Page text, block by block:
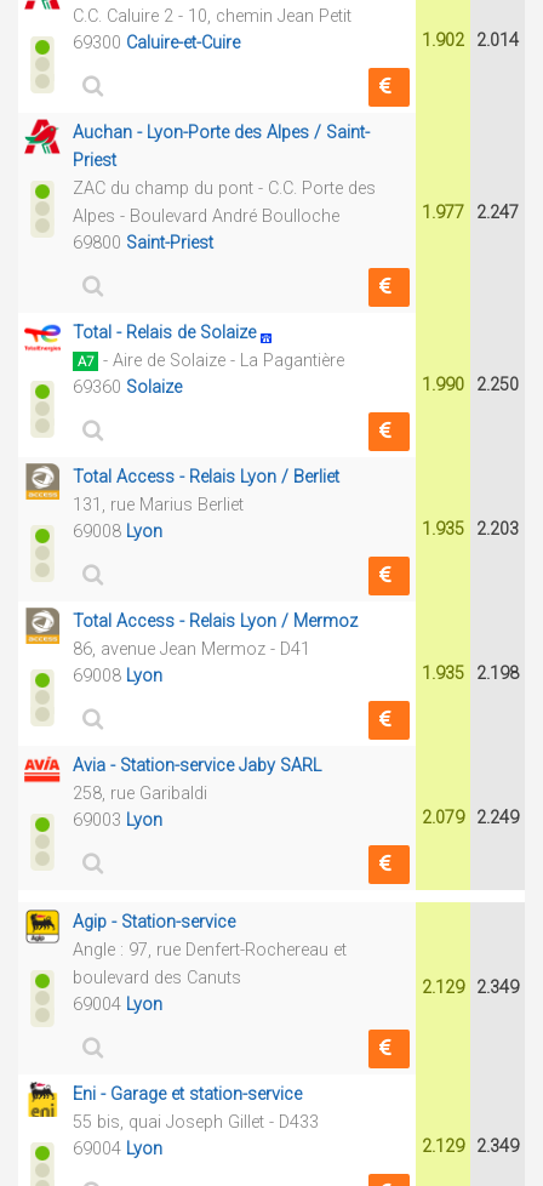
C.C. Caluire 2 - 10, chemin Jean Petit
69300 Caluire-et-Cuire 1.902 2.014
Auchan - Lyon-Porte des Alpes / Saint-
Priest
ZAC du champ du pont - C.C. Porte des
Alpes - Boulevard André Boulloche
69800 Saint-Priest
1.977 2.247
Total - Relais de Solaize
A7 - Aire de Solaize - La Pagantière
69360 Solaize 1.990 2.250
Total Access - Relais Lyon / Berliet
131, rue Marius Berliet
69008 Lyon 1.935 2.203
Total Access - Relais Lyon / Mermoz
86, avenue Jean Mermoz - D41
69008 Lyon 1.935 2.198
Avia - Station-service Jaby SARL
258, rue Garibaldi
69003 Lyon 2.079 2.249
Agip - Station-service
Angle : 97, rue Denfert-Rochereau et
boulevard des Canuts
69004 Lyon
2.129 2.349
Eni - Garage et station-service
55 bis, quai Joseph Gillet - D433
69004 Lyon 2.129 2.349